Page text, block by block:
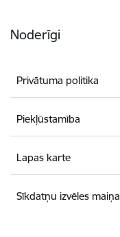
Noderīgi
Privātuma politika
Piekļūstamība
Lapas karte
Sīkdatņu izvēles maiņa